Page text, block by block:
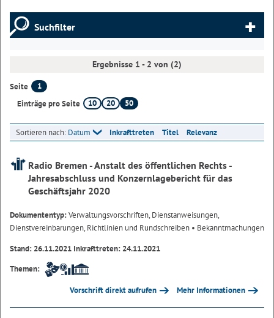
Suchfilter
Ergebnisse 1 - 2 von (2)
Seite
1
Einträge pro Seite
10 20 50
Sortieren nach: Datum Inkrafttreten Titel Relevanz
Radio Bremen - Anstalt des öffentlichen Rechts -
Jahresabschluss und Konzernlagebericht für das
Geschäftsjahr 2020
Dokumententyp:Verwaltungsvorschriften, Dienstanweisungen,
Dienstvereinbarungen, Richtlinien und Rundschreiben • Bekanntmachungen
Stand: 26.11.2021 Inkrafttreten: 24.11.2021
Themen:
Vorschrift direkt aufrufen Mehr Informationen